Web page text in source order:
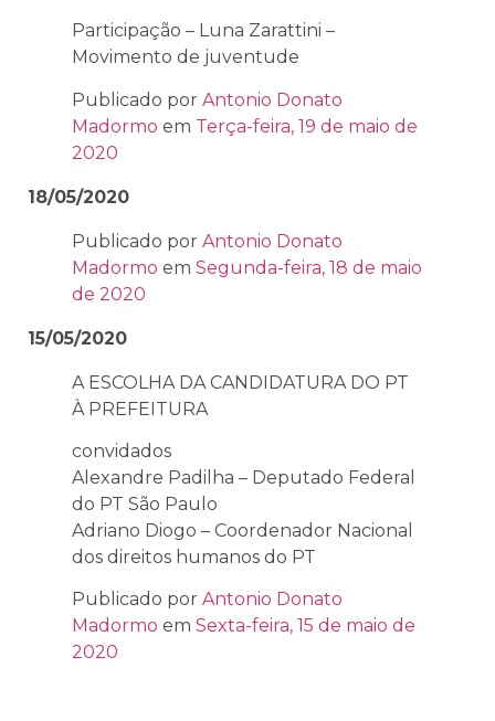
Participação – Luna Zarattini –
Movimento de juventude
Publicado por Antonio Donato
Madormo em Terça-feira, 19 de maio de
2020
18/05/2020
Publicado por Antonio Donato
Madormo em Segunda-feira, 18 de maio
de 2020
15/05/2020
A ESCOLHA DA CANDIDATURA DO PT
À PREFEITURA
convidados
Alexandre Padilha – Deputado Federal
do PT São Paulo
Adriano Diogo – Coordenador Nacional
dos direitos humanos do PT
Publicado por Antonio Donato
Madormo em Sexta-feira, 15 de maio de
2020